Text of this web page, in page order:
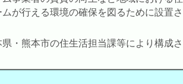
が行える環境の確保を図るために設置さ
・熊本市の住生活担当課等により構成さ